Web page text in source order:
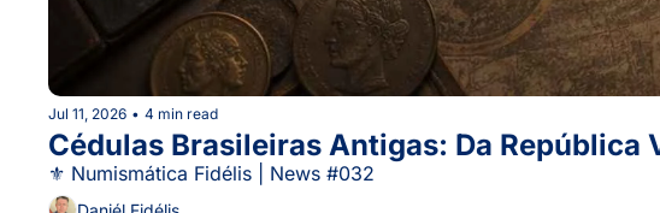
Jul 11, 2026 • 4 min read
Cédulas Brasileiras Antigas: Da República
⚜ Numismática Fidélis | News #032